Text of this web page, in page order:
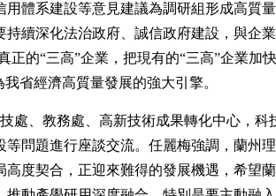
體系建設等意見建議為調研組形成高質
續深化法治政府、誠信政府建設，與企
正的“三高”企業，把現有的“三高”企業加
省經濟高質量發展的強大引擎。
處、教務處、高新技術成果轉化中心，科
問題進行座談交流。任麗梅強調，蘭州
度契合，正迎來難得的發展機遇，希望